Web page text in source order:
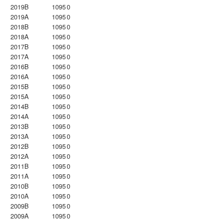
2019B
10950
2019A
10950
2018B
10950
2018A
10950
2017B
10950
2017A
10950
2016B
10950
2016A
10950
2015B
10950
2015A
10950
2014B
10950
2014A
10950
2013B
10950
2013A
10950
2012B
10950
2012A
10950
2011B
10950
2011A
10950
2010B
10950
2010A
10950
2009B
10950
2009A
10950